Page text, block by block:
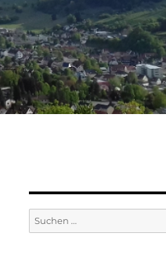
Suchen
nach: